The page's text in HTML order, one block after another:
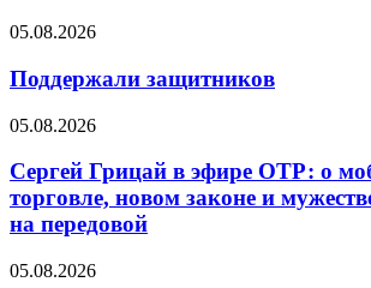
05.08.2026
Поддержали защитников
05.08.2026
Сергей Грицай в эфире ОТР: о
торговле, новом законе и
на передовой
05.08.2026